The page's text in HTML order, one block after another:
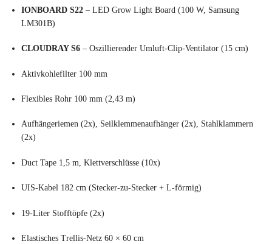
IONBOARD S22 – LED Grow Light Board (100 W, Samsung
LM301B)
CLOUDRAY S6 – Oszillierender Umluft-Clip-Ventilator (15 cm)
Aktivkohlefilter 100 mm
Flexibles Rohr 100 mm (2,43 m)
Aufhängeriemen (2x), Seilklemmenaufhänger (2x), Stahlklammern
(2x)
Duct Tape 1,5 m, Klettverschlüsse (10x)
UIS-Kabel 182 cm (Stecker-zu-Stecker + L-förmig)
19-Liter Stofftöpfe (2x)
Elastisches Trellis-Netz 60 × 60 cm